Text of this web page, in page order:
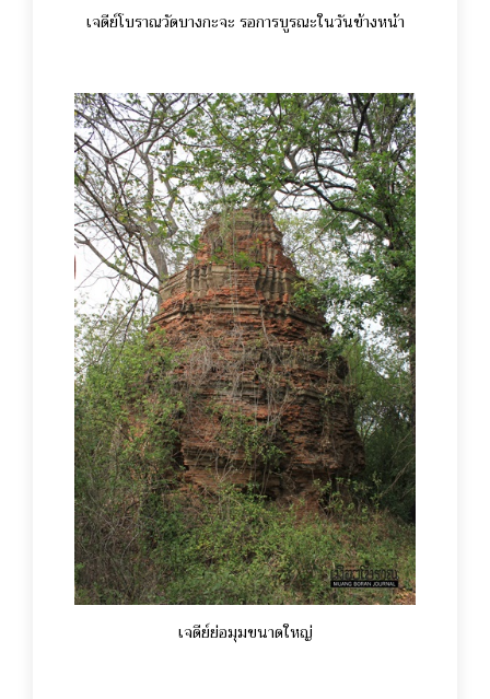
เจดีย์โบราณวัดบางกะจะ รอการบูรณะในวันข้างหน้า
เจดีย์ย่อมุมขนาดใหญ่